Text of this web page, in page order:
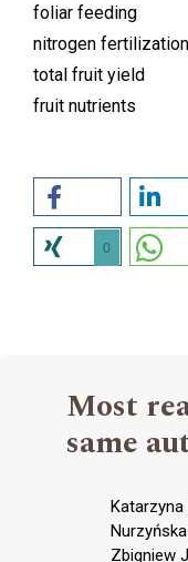
foliar feeding
nitrogen fertilization
total fruit yield
fruit nutrients
0
Most
same
Katarzyna
Zbigniew